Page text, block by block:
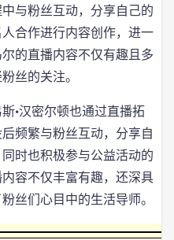
与粉丝互动，分享自己的
合作进行内容创作，进一
的直播内容不仅有趣且多
丝的关注。
·汉密尔顿也通过直播拓
频繁与粉丝互动，分享自
时也积极参与公益活动的
容不仅丰富有趣，还深具
丝们心目中的生活导师。